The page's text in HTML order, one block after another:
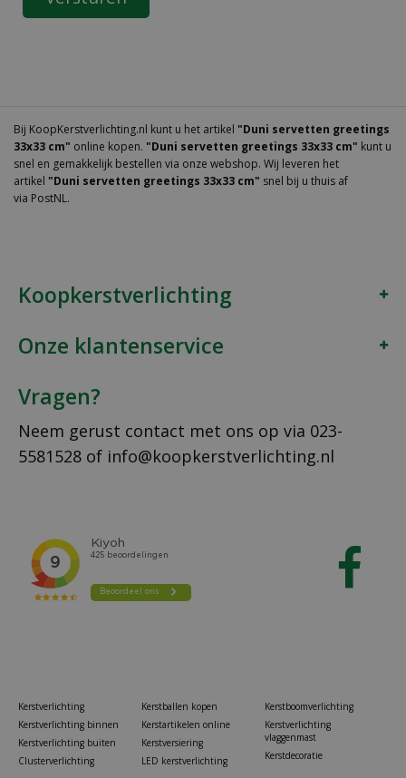
Bij KoopKerstverlichting.nl kunt u het artikel "Duni servetten greetings
33x33 cm" online kopen. "Duni servetten greetings 33x33 cm" kunt u
snel en gemakkelijk bestellen via onze webshop. Wij leveren het
artikel "Duni servetten greetings 33x33 cm" snel bij u thuis af
via PostNL.
Koopkerstverlichting
Onze klantenservice
Vragen?
Neem gerust contact met ons op via 023-
5581528 of info@koopkerstverlichting.nl
Kerstverlichting
Kerstverlichting binnen
Kerstverlichting buiten
Clusterverlichting
Kerstballen kopen
Kerstartikelen online
Kerstversiering
LED kerstverlichting
Kerstboomverlichting
Kerstverlichting
vlaggenmast
Kerstdecoratie